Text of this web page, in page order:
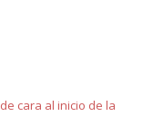
cara al inicio de la